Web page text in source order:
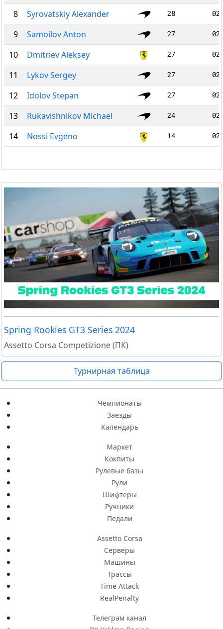
8 Syrovatskiy Alexander 28
9 Samoilov Anton 27
10 Dmitriev Aleksey 27
11 Lykov Sergey 27
12 Idolov Stepan 27
13 Rukavishnikov Michael 24
14 Nossi Evgeno 14
Spring Rookies GT3 Series 2024
Assetto Corsa Competizione (ПК)
Турнирная таблица
Чемпионаты
Заезды
Календарь
Маркет
Кокпиты
Рулевые базы
Рули
Шифтеры
Ручники
Педали
Assetto Corsa
Серверы
Машины
Трассы
Time Attack
RealPenalty
Телеграм канал